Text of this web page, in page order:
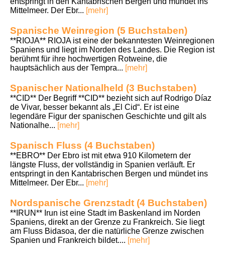
Mittelmeer. Der Ebr... [mehr]
Spanische Weinregion (5 Buchstaben)
**RIOJA** RIOJA ist eine der bekanntesten Weinregionen
Spaniens und liegt im Norden des Landes. Die Region ist
berühmt für ihre hochwertigen Rotweine, die
hauptsächlich aus der Tempra... [mehr]
Spanischer Nationalheld (3 Buchstaben)
**CID** Der Begriff **CID** bezieht sich auf Rodrigo Díaz
de Vivar, besser bekannt als „El Cid“. Er ist eine
legendäre Figur der spanischen Geschichte und gilt als
Nationalhe... [mehr]
Spanisch Fluss (4 Buchstaben)
**EBRO** Der Ebro ist mit etwa 910 Kilometern der
längste Fluss, der vollständig in Spanien verläuft. Er
entspringt in den Kantabrischen Bergen und mündet ins
Mittelmeer. Der Ebr... [mehr]
Nordspanische Grenzstadt (4 Buchstaben)
**IRUN** Irun ist eine Stadt im Baskenland im Norden
Spaniens, direkt an der Grenze zu Frankreich. Sie liegt
am Fluss Bidasoa, der die natürliche Grenze zwischen
Spanien und Frankreich bildet.... [mehr]